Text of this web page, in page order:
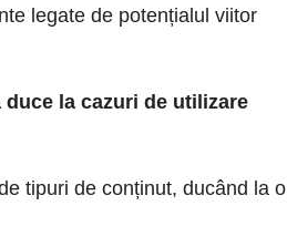
legate de potențialul viitor
la cazuri de utilizare
tipuri de conținut, ducând la o